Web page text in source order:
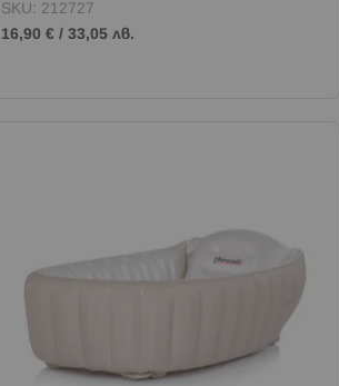
SKU: 212727
16,90 € /33,05 лв.